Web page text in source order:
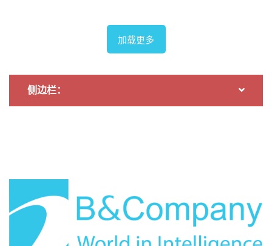
环经济的目标意味着他们可能会优先回收自家电池以确保
原材料供应。因此，对于任何想要获取VinFast废旧电池
然而，更广泛的市场还包括雅迪、百佳、现代和比亚迪等
其他品牌。这些公司同样受生产者责任延伸制度（EPR）
对新进入者的建议
投资者和创业者不应与 VinES 等大型综合企业直接竞争，
加载更多
侧边栏：